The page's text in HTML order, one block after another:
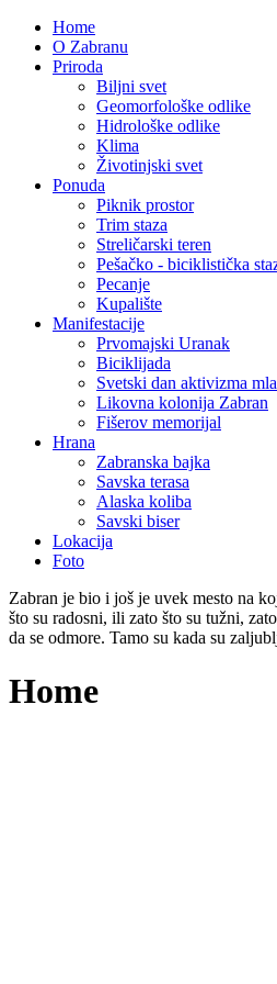
Home
O Zabranu
Priroda
Biljni svet
Geomorfološke odlike
Hidrološke odlike
Klima
Životinjski svet
Ponuda
Piknik prostor
Trim staza
Streličarski teren
Pešačko - biciklistička
Pecanje
Kupalište
Manifestacije
Prvomajski Uranak
Biciklijada
Svetski dan aktivizma
Likovna kolonija Zabran
Fišerov memorijal
Hrana
Zabranska bajka
Savska terasa
Alaska koliba
Savski biser
Lokacija
Foto
Zabran je bio i još je uvek mesto na
što su radosni, ili zato što su tužni,
da se odmore. Tamo su kada su
Home